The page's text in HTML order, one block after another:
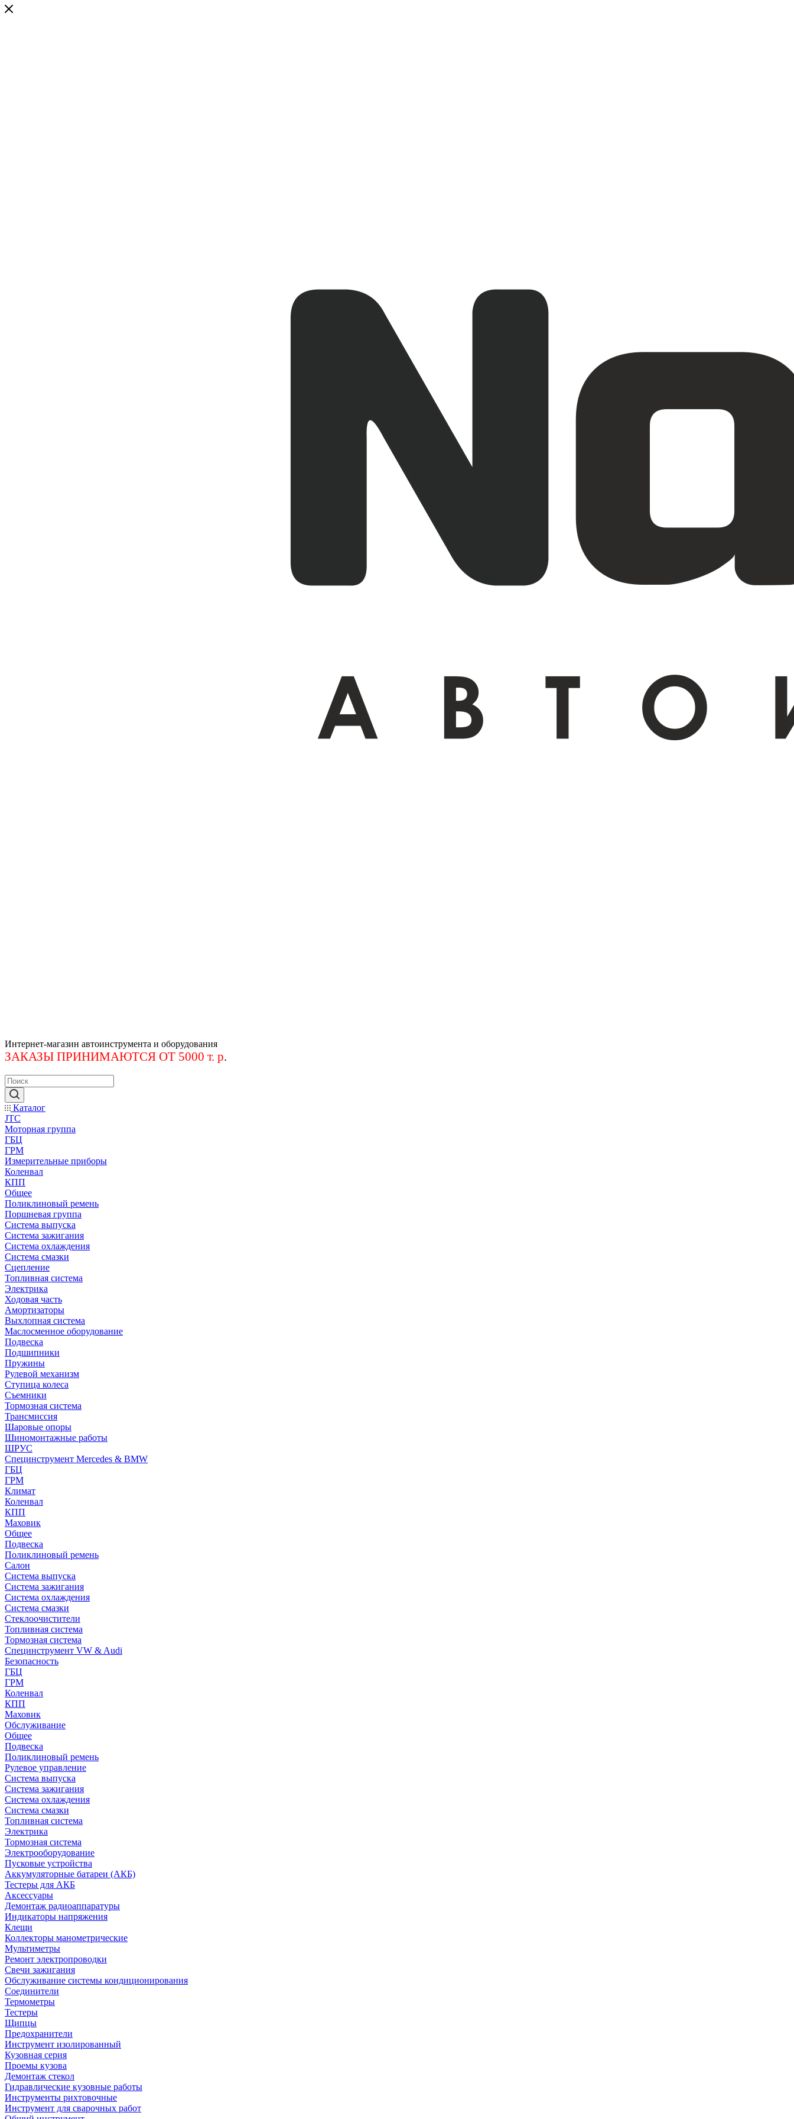
Интернет-магазин автоинструмента и оборудования
ЗАКАЗЫ ПРИНИМАЮТСЯ ОТ 5000 т. р.
Каталог
JTC
Моторная группа
ГБЦ
ГРМ
Измерительные приборы
Коленвал
КПП
Общее
Поликлиновый ремень
Поршневая группа
Система выпуска
Система зажигания
Система охлаждения
Система смазки
Сцепление
Топливная система
Электрика
Ходовая часть
Амортизаторы
Выхлопная система
Маслосменное оборудование
Подвеска
Подшипники
Пружины
Рулевой механизм
Ступица колеса
Съемники
Тормозная система
Трансмиссия
Шаровые опоры
Шиномонтажные работы
ШРУС
Специнструмент Mercedes & BMW
ГБЦ
ГРМ
Климат
Коленвал
КПП
Маховик
Общее
Подвеска
Поликлиновый ремень
Салон
Система выпуска
Система зажигания
Система охлаждения
Система смазки
Стеклоочистители
Топливная система
Тормозная система
Специнструмент VW & Audi
Безопасность
ГБЦ
ГРМ
Коленвал
КПП
Маховик
Обслуживание
Общее
Подвеска
Поликлиновый ремень
Рулевое управление
Система выпуска
Система зажигания
Система охлаждения
Система смазки
Топливная система
Электрика
Тормозная система
Электрооборудование
Пусковые устройства
Аккумуляторные батареи (АКБ)
Тестеры для АКБ
Аксессуары
Демонтаж радиоаппаратуры
Индикаторы напряжения
Клещи
Коллекторы манометрические
Мультиметры
Ремонт электропроводки
Свечи зажигания
Обслуживание системы кондиционирования
Соединители
Термометры
Тестеры
Щипцы
Предохранители
Инструмент изолированный
Кузовная серия
Проемы кузова
Демонтаж стекол
Гидравлические кузовные работы
Инструменты рихтовочные
Инструмент для сварочных работ